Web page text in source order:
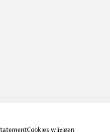
Cookies wijzigen